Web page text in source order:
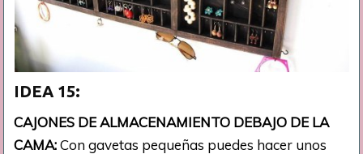
IDEA 15:
CAJONES DE ALMACENAMIENTO DEBAJO DE LA
CAMA:Con gavetas pequeñas puedes hacer unos